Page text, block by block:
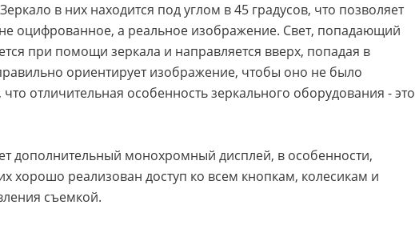
в них находится под углом в 45 градусов, что позволяет
не оцифрованное, а реальное изображение. Свет, попадающий
при помощи зеркала и направляется вверх, попадая в
ориентирует изображение, чтобы оно не было
отличительная особенность зеркального оборудования - это
дополнительный монохромный дисплей, в особенности,
хорошо реализован доступ ко всем кнопкам, колесикам и
съемкой.